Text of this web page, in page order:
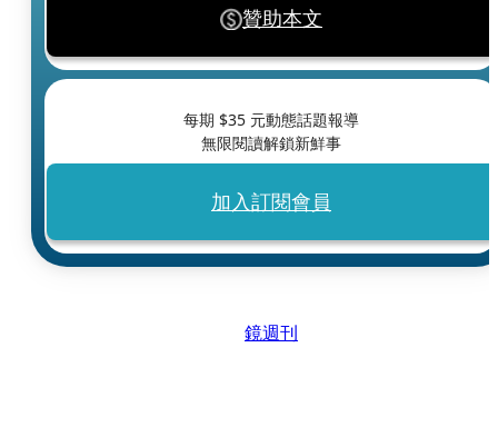
贊助本文
每期 $35 元動態話題報導
無限閱讀解鎖新鮮事
加入訂閱會員
鏡週刊